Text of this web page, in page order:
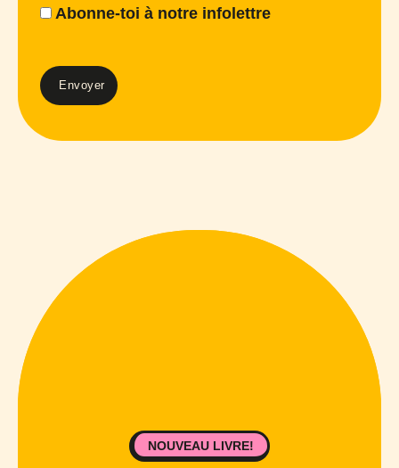
Abonne-toi à notre infolettre
NOUVEAU LIVRE!